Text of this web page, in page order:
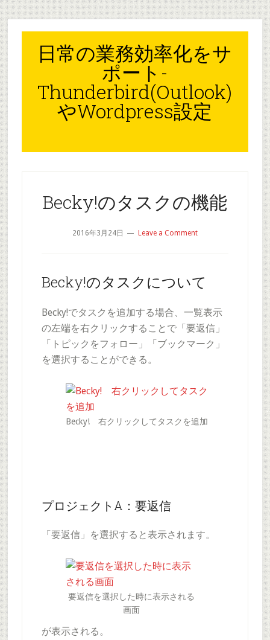
Skip
to
content
Skip
to
primary
sidebar
Skip
to
footer
日常の業務効率化をサ
ポート-
Thunderbird(Outlook)
やWordpress設定
Becky!のタスクの機能
2016年3月24日 Leave a Comment
Becky!のタスクについて
Becky!でタスクを追加する場合、一覧表示
の左端を右クリックすることで「要返信」
「トピックをフォロー」「ブックマーク」
を選択することができる。
Becky! 右クリックしてタスクを追加
プロジェクトA：要返信
「要返信」を選択すると表示されます。
要返信を選択した時に表示される
画面
が表示される。